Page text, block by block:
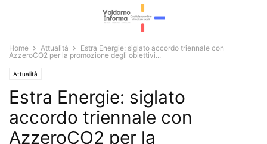
Home Attualità
Estra Energie: siglato accordo triennale con
AzzeroCO2 per la promozione degli obiettivi...
Attualità
Estra Energie: siglato
accordo triennale con
AzzeroCO2 per la